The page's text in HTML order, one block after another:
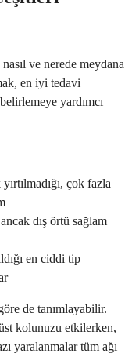
ve nerede meydana
en iyi tedavi
yardımcı
çok fazla
dış örtü sağlam
en ciddi tip
de tanımlayabilir.
kolunuzu etkilerken,
yaralanmalar tüm ağı